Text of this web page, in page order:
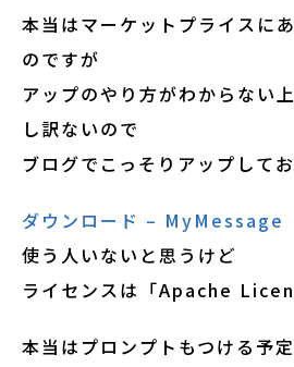
本当はマーケットプライスに
のですが
アップのやり方がわからない
し訳ないので
ブログでこっそりアップして
ダウンロード – MyMessage
使う人いないと思うけど
ライセンスは「Apache
本当はプロンプトもつける予